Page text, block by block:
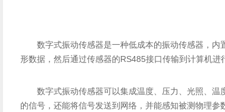
数字式振动传感器是一种低成本的振动传感器，内
形数据，然后通过传感器的RS485接口传输到计算机进
数字式振动传感器可以集成温度、压力、光照、温
的信号，还能将信号发送到网络，并能感知被测物理参